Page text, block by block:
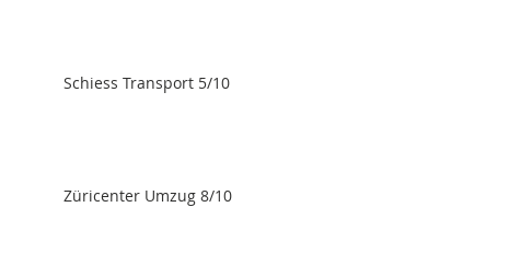
Schiess Transport 5/10
Züricenter Umzug 8/10